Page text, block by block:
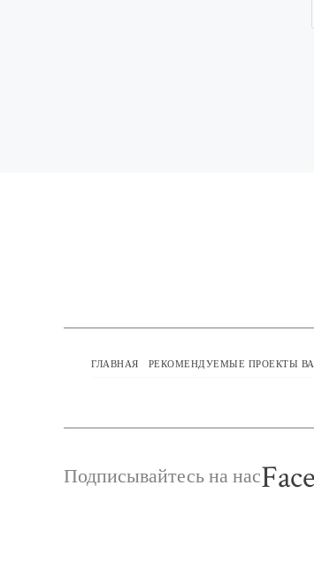
ГЛАВНАЯ РЕКОМЕНДУЕМЫЕ ПРОЕКТЫ
Подписывайтесь на нас